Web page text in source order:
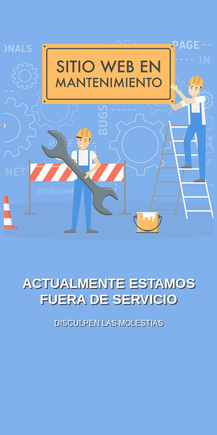
ACTUALMENTE ESTAMOS
FUERA DE SERVICIO
DISCULPEN LAS MOLESTIAS